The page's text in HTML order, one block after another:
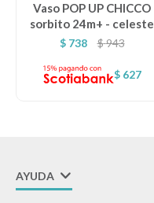
Vaso POP UP CHICCO
sorbito 24m+ - celeste
$ 738 $943
$ 627
AYUDA
Nuevos
Local MVD Kids